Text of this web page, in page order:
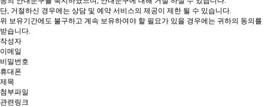
단, 거절하신 경우에는 상담 및 예약 서비스의 제공이 제한 될 수 있습니다.
위 보유기간에도 불구하고 계속 보유하여야 할 필요가 있을 경우에는 귀하의 동의를
받습니다.
작성자
이메일
비밀번호
휴대폰
제목
첨부파일
관련링크